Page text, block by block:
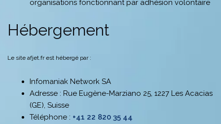
organisations fonctionnant par adhésion volontaire
Hébergement
Le site afjet.fr est hébergé par :
Infomaniak Network SA
Adresse : Rue Eugène-Marziano 25, 1227 Les Acacias
(GE), Suisse
Téléphone : +41 22 820 35 44